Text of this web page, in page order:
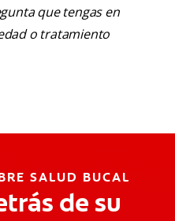
que tengas en
o tratamiento
SALUD BUCAL
de su